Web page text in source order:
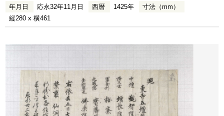
年月日 応永32年11月日 西暦 1425年
寸法（mm）
縦280 x 横461